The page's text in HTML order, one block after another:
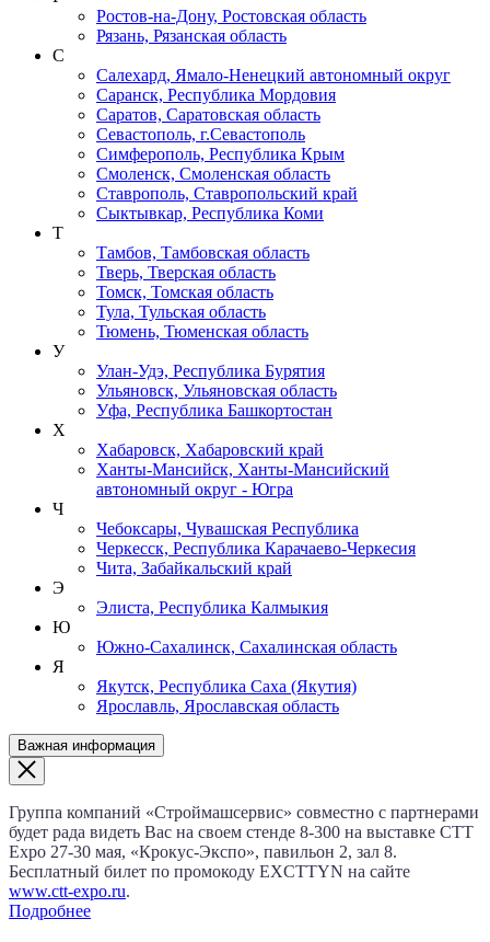
Ростов-на-Дону, Ростовская область
Рязань, Рязанская область
С
Салехард, Ямало-Ненецкий автономный округ
Саранск, Республика Мордовия
Саратов, Саратовская область
Севастополь, г.Севастополь
Симферополь, Республика Крым
Смоленск, Смоленская область
Ставрополь, Ставропольский край
Сыктывкар, Республика Коми
Т
Тамбов, Тамбовская область
Тверь, Тверская область
Томск, Томская область
Тула, Тульская область
Тюмень, Тюменская область
У
Улан-Удэ, Республика Бурятия
Ульяновск, Ульяновская область
Уфа, Республика Башкортостан
Х
Хабаровск, Хабаровский край
Ханты-Мансийск, Ханты-Мансийский
автономный округ - Югра
Ч
Чебоксары, Чувашская Республика
Черкесск, Республика Карачаево-Черкесия
Чита, Забайкальский край
Э
Элиста, Республика Калмыкия
Ю
Южно-Сахалинск, Сахалинская область
Я
Якутск, Республика Саха (Якутия)
Ярославль, Ярославская область
Важная информация
Группа компаний «Строймашсервис» совместно с партнерами
будет рада видеть Вас на своем стенде 8‑300 на выставке CTT
Expo 27‑30 мая, «Крокус‑Экспо», павильон 2, зал 8.
Бесплатный билет по промокоду EXCTTYN на сайте
www.сtt-expo.ru.
Подробнее